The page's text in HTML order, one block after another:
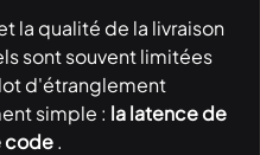
la qualité de la livraison
sont souvent limitées
d'étranglement
simple : la latence de
code .